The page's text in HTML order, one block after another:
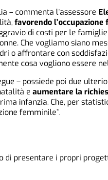
– commenta l’assessore
favorendo l’occupazione
di costi per le
Che vogliamo siano
o affrontare con
cosa vogliono essere
– possiede poi due
e aumentare la
infanzia. Che, per
femminile”.
di presentare i propri